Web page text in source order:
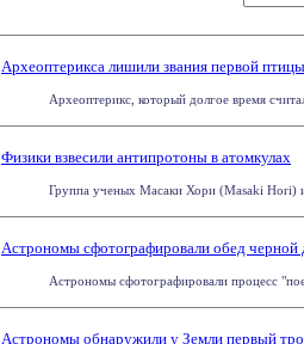
Археоптерикса лишили звания первой птицы
Археоптерикс, который долгое время
Физики взвесили антипротоны в атомкулах
Группа ученых Масаки Хори (Masaki Hori)
Астрономы сфотографировали обед
Астрономы сфотографировали процесс
Астрономы обнаружили у Земли первый